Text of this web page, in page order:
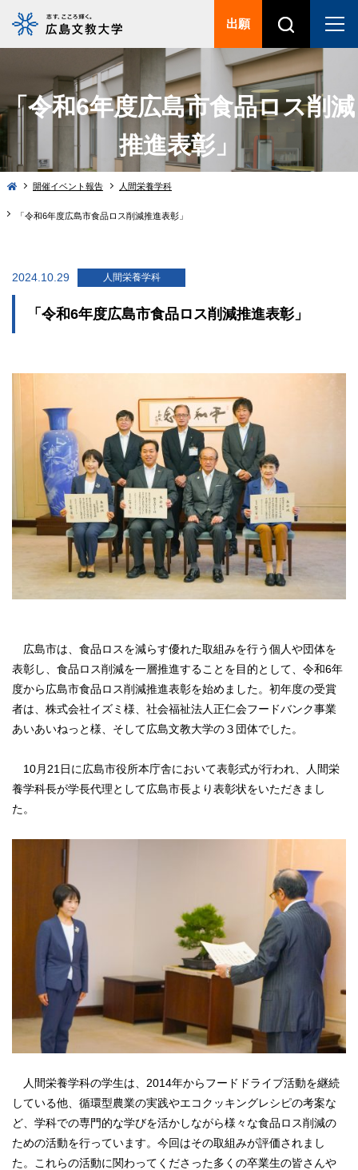
「令和6年度広島市食品ロス削減
推進表彰」
開催イベント報告 人間栄養学科
「令和6年度広島市食品ロス削減推進表彰」
2024.10.29 人間栄養学科
「令和6年度広島市食品ロス削減推進表彰」
広島市は、食品ロスを減らす優れた取組みを行う個人や団体を
表彰し、食品ロス削減を一層推進することを目的として、令和6年
度から広島市食品ロス削減推進表彰を始めました。 初年度の受賞
者は、株式会社イズミ様、社会福祉法人正仁会フードバンク事業
あいあいねっと様、そして広島文教大学の３団体でした。
10月21日に広島市役所本庁舎において表彰式が行われ、人間栄
養学科長が学長代理として広島市長より表彰状をいただきまし
た。
人間栄養学科の学生は、2014年からフードドライブ活動を継続
している他、循環型農業の実践やエコクッキングレシピの考案な
ど、学科での専門的な学びを活かしながら様々な食品ロス削減の
ための活動を行っています。今回はその取組みが評価されまし
た。これらの活動に関わってくださった多くの卒業生の皆さんや
出願